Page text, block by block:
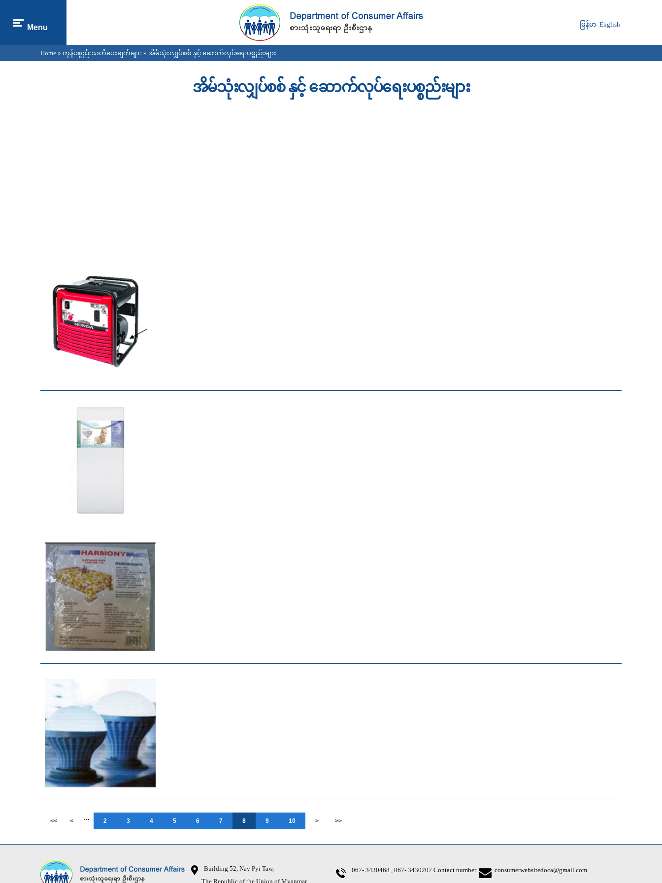
main
content
မြန်မာ English
Menu
You are here
Home » ကုန်ပစ္စည်းသတိပေးချက်များ » အိမ်သုံးလျှပ်စစ် နှင့် ဆောက်လုပ်ရေးပစ္စည်းများ
အိမ်သုံးလျှပ်စစ် နှင့် ဆောက်လုပ်ရေးပစ္စည်းများ
<< < … 2 3 4 5 6 7 8 9 10 > >>
Building 52, Nay Pyi Taw,
The Republic of the Union of Myanmar.
067- 3430468 , 067- 3430207 Contact number consumerwebsitedoca@gmail.com